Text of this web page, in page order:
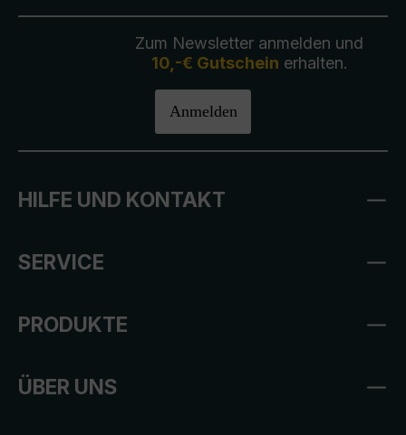
Zum Newsletter anmelden und
10,-€ Gutschein erhalten.
Anmelden
HILFE UND KONTAKT
SERVICE
PRODUKTE
ÜBER UNS